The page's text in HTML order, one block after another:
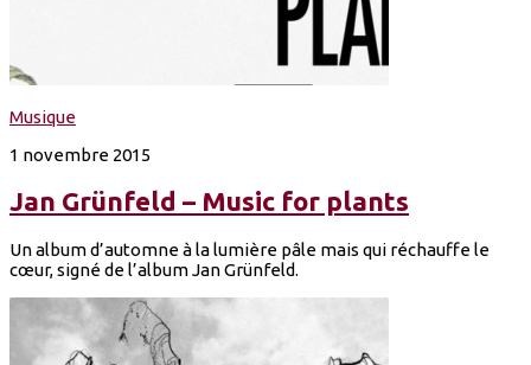
Musique
1 novembre 2015
Jan Grünfeld – Music for plants
Un album d’automne à la lumière pâle mais qui réchauffe le
cœur, signé de l’album Jan Grünfeld.